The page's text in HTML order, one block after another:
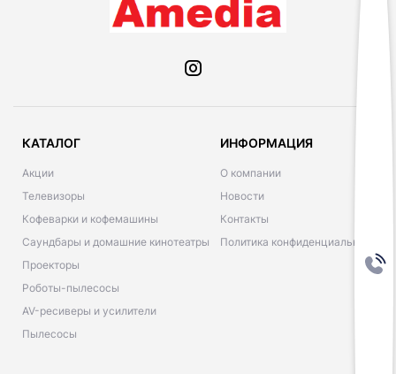
КАТАЛОГ
Акции
Телевизоры
Кофеварки и кофемашины
Саундбары и домашние кинотеатры
Проекторы
Роботы-пылесосы
AV-ресиверы и усилители
Пылесосы
ИНФОРМАЦИЯ
О компании
Новости
Контакты
Политика конфиденциальности